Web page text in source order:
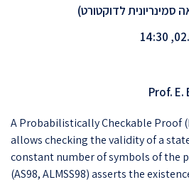
סמינריונית לדוקטורט)
A Probabilistically Checkable Proof
allows checking the validity of a
constant number of symbols of the
(AS98, ALMSS98) asserts the